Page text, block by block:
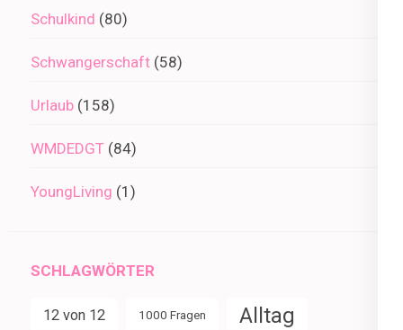
Schulkind (80)
Schwangerschaft (58)
Urlaub (158)
WMDEDGT (84)
YoungLiving (1)
SCHLAGWÖRTER
12 von 12 1000 Fragen Alltag